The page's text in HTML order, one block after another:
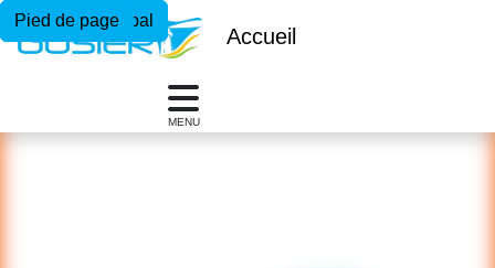
Menu principal
Contenu principal
Pied de page
Accueil
MENU